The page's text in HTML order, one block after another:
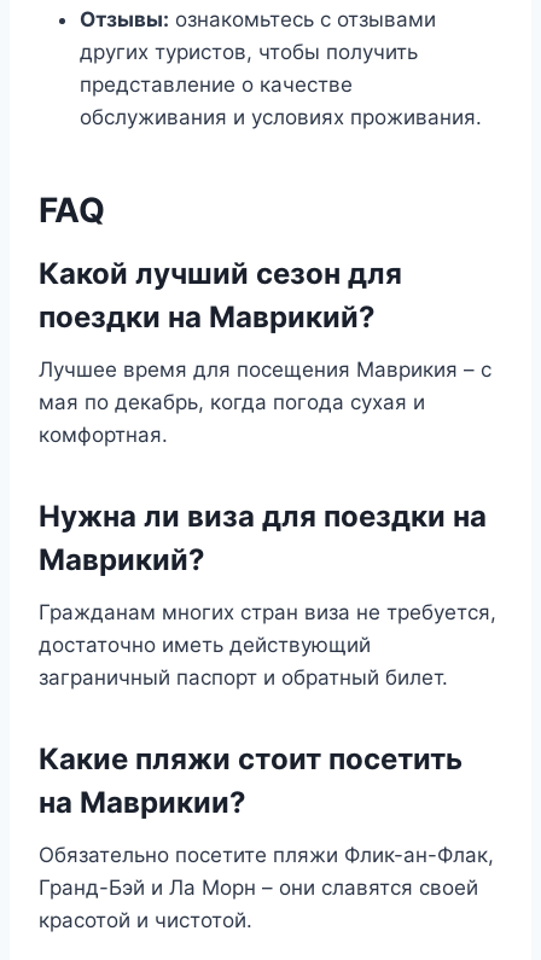
Отзывы: ознакомьтесь с отзывами
других туристов, чтобы получить
представление о качестве
обслуживания и условиях проживания.
FAQ
Какой лучший сезон для
поездки на Маврикий?
Лучшее время для посещения Маврикия – с
мая по декабрь, когда погода сухая и
комфортная.
Нужна ли виза для поездки на
Маврикий?
Гражданам многих стран виза не требуется,
достаточно иметь действующий
заграничный паспорт и обратный билет.
Какие пляжи стоит посетить
на Маврикии?
Обязательно посетите пляжи Флик-ан-Флак,
Гранд-Бэй и Ла Морн – они славятся своей
красотой и чистотой.